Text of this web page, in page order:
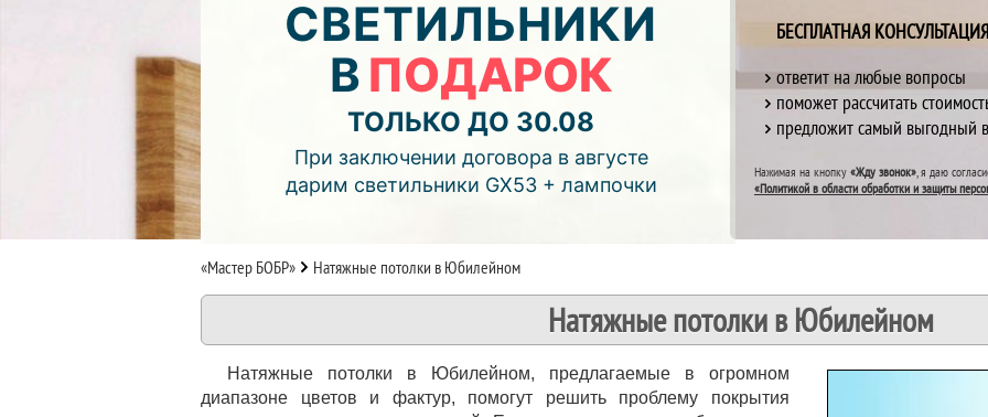
часов мин.
Подробнее об акции >>
Монтаж двухуровнего потолка
с фотопечатью и подсветкой (смотреть видео)
СВЕТИЛЬНИКИ
ВПОДАРОК
ТОЛЬКО ДО 30.08
При заключении договора в августе
дарим светильники GX53 + лампочки
БЕСПЛАТНАЯ
ответит на любые вопросы
поможет рассчитать
предложит самый выгодный
Нажимая на кнопку «Жду звонок», я даю
«Политикой в области обработки и защиты
«Мастер БОБР» Натяжные потолки в Юбилейном
Натяжные потолки в Юбилейном
Натяжные потолки в Юбилейном, предлагаемые в огромном
диапазоне цветов и фактур, помогут решить проблему покрытия